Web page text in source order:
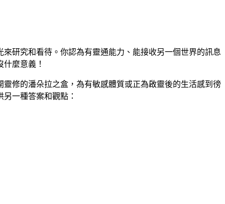
研究和看待。你認為有靈通能力、能接收另一個世界的訊息
麼意義！
修的潘朵拉之盒，為有敏感體質或正為啟靈後的生活感到徬
一種答案和觀點：